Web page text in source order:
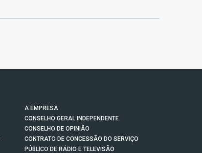
A EMPRESA
CONSELHO GERAL INDEPENDENTE
CONSELHO DE OPINIÃO
CONTRATO DE CONCESSÃO DO SERVIÇO
PÚBLICO DE RÁDIO E TELEVISÃO